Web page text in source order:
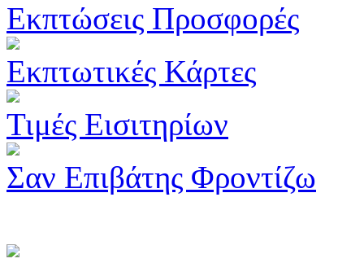
Εκπτώσεις Προσφορές
Εκπτωτικές Κάρτες
Τιμές Εισιτηρίων
Σαν Επιβάτης Φροντίζω